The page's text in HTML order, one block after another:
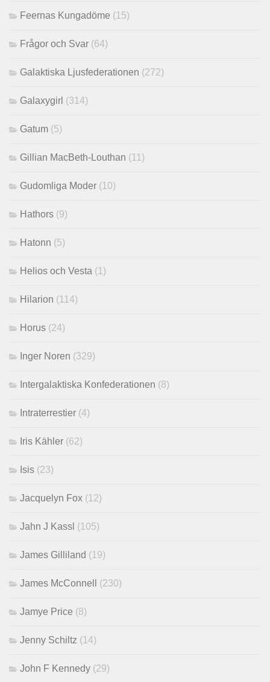
Feernas Kungadöme (15)
Frågor och Svar (64)
Galaktiska Ljusfederationen (272)
Galaxygirl (314)
Gatum (5)
Gillian MacBeth-Louthan (11)
Gudomliga Moder (10)
Hathors (9)
Hatonn (5)
Helios och Vesta (1)
Hilarion (114)
Horus (24)
Inger Noren (329)
Intergalaktiska Konfederationen (8)
Intraterrestier (4)
Iris Kähler (62)
Isis (23)
Jacquelyn Fox (12)
Jahn J Kassl (105)
James Gilliland (19)
James McConnell (230)
Jamye Price (8)
Jenny Schiltz (14)
John F Kennedy (29)